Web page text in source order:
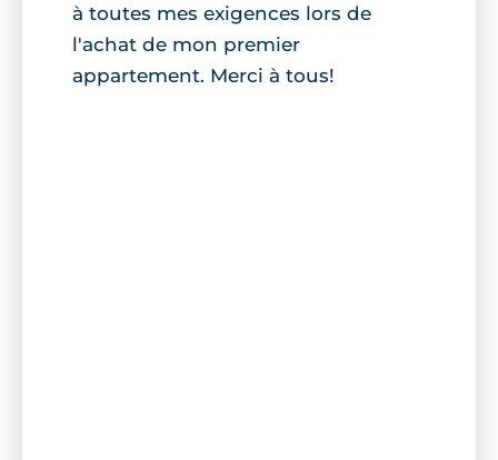
à toutes mes exigences lors de
l'achat de mon premier
appartement. Merci à tous!